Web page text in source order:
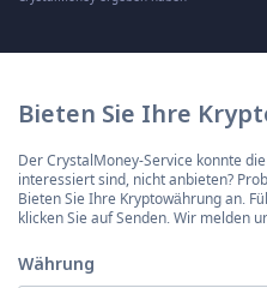
Bieten Sie Ihre
Der CrystalMoney-Service konnte
interessiert sind, nicht anbieten?
Bieten Sie Ihre Kryptowährung an.
klicken Sie auf Senden. Wir melden
Währung